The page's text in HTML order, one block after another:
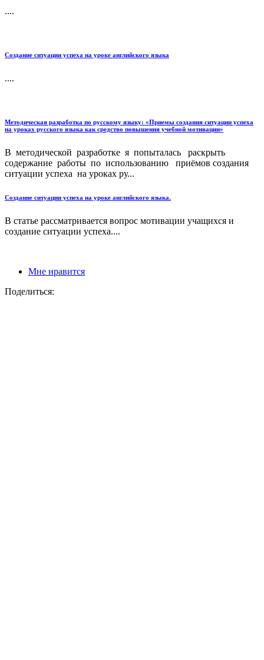
....
Создание ситуации успеха на уроке английского языка
....
Методическая разработка по русскому языку: «Приемы создания ситуации успеха
на уроках русского языка как средство повышения учебной мотивации»
В методической разработке я попыталась раскрыть
содержание работы по использованию приёмов создания
ситуации успеха на уроках ру...
Создание ситуации успеха на уроке английского языка.
В статье рассматривается вопрос мотивации учащихся и
создание ситуации успеха....
Мне нравится
Поделиться: